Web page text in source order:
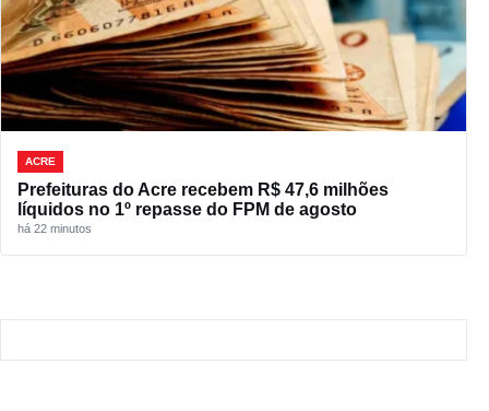
ACRE
Prefeituras do Acre recebem R$ 47,6 milhões
líquidos no 1º repasse do FPM de agosto
há 22 minutos